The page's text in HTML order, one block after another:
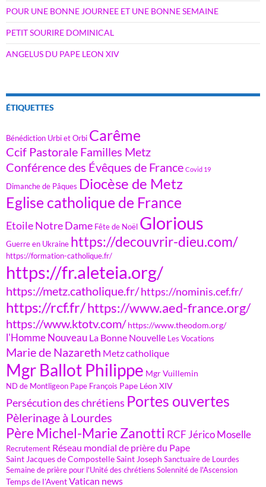
POUR UNE BONNE JOURNEE ET UNE BONNE SEMAINE
PETIT SOURIRE DOMINICAL
ANGELUS DU PAPE LEON XIV
ÉTIQUETTES
Bénédiction Urbi et Orbi Carême
Ccif Pastorale Familles Metz
Conférence des Évêques de France Covid 19
Dimanche de Pâques Diocèse de Metz
Eglise catholique de France
Etoile Notre Dame Fête de Noël Glorious
Guerre en Ukraine https://decouvrir-dieu.com/
https://formation-catholique.fr/
https://fr.aleteia.org/
https://metz.catholique.fr/https://nominis.cef.fr/
https://rcf.fr/https://www.aed-france.org/
https://www.ktotv.com/ https://www.theodom.org/
l'Homme Nouveau La Bonne Nouvelle Les Vocations
Marie de Nazareth Metz catholique
Mgr Ballot Philippe Mgr Vuillemin
ND de Montligeon Pape François Pape Léon XIV
Persécution des chrétiens Portes ouvertes
Pèlerinage à Lourdes
Père Michel-Marie Zanotti RCF Jérico Moselle
Recrutement Réseau mondial de prière du Pape
Saint Jacques de CompostelleSaint Joseph Sanctuaire de Lourdes
Semaine de prière pour l'Unité des chrétiens Solennité de l'Ascension
Temps de l'AventVatican news